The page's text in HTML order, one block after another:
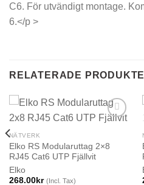
C6. För utvändigt montage.
6.</p >
RELATERADE
NÄTVERK
Elko RS Modularuttag 2×8
RJ45 Cat6 UTP Fjällvit
Elko
268.00kr (Incl. Tax)